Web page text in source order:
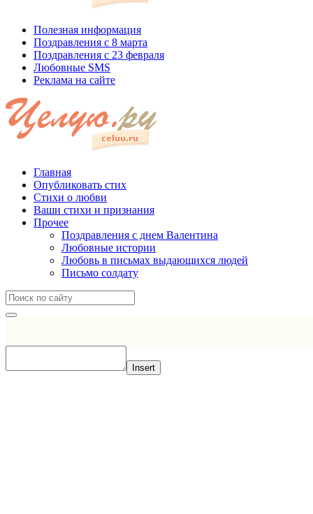
Полезная информация
Поздравления с 8 марта
Поздравления с 23 февраля
Любовные SMS
Реклама на сайте
Главная
Опубликовать стих
Стихи о любви
Ваши стихи и признания
Прочее
Поздравления с днем Валентина
Любовные истории
Любовь в письмах выдающихся людей
Письмо солдату
Insert